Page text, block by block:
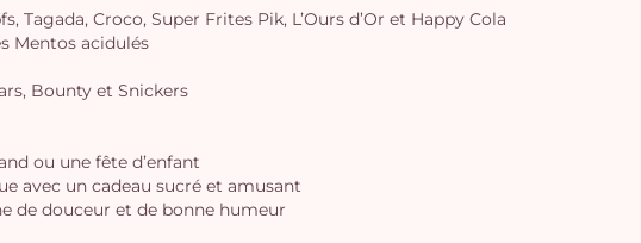
Tagada, Croco, Super Frites Pik, L’Ours d’Or et Happy Cola
Mentos acidulés
Bounty et Snickers
ou une fête d’enfant
avec un cadeau sucré et amusant
de douceur et de bonne humeur